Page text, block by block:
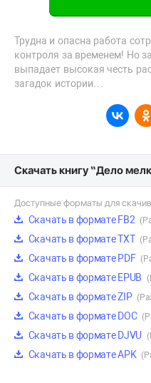
Трудна и опасна работа
контроля за временем! Но
выпадает высокая честь
загадок истории…
Скачать книгу “Дело
Доступные форматы для
Скачать в формате FB2
Скачать в формате TXT
Скачать в формате PDF
Скачать в формате EPUB
Скачать в формате ZIP
Скачать в формате DOC
Скачать в формате DJVU
Скачать в формате APK